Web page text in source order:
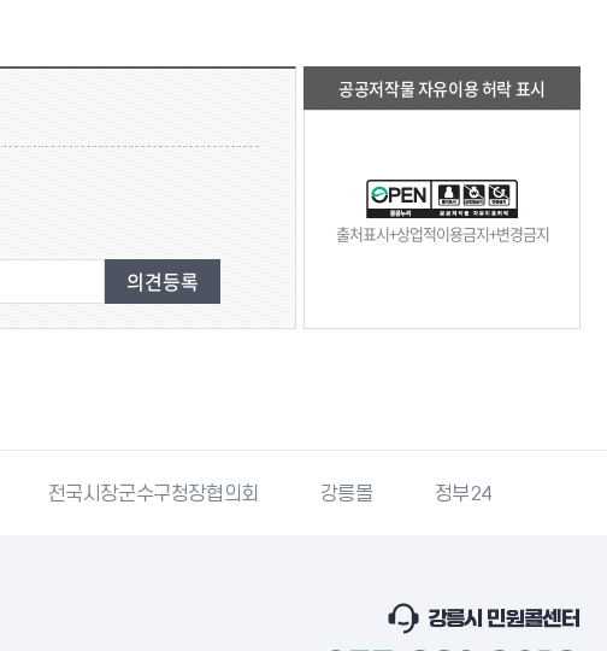
공공저작물 자유이용 허락 표시
출처표시+상업적이용금지+변경금지
전국시장군수구청장협의회 강릉몰 정부24
강릉시 민원콜센터